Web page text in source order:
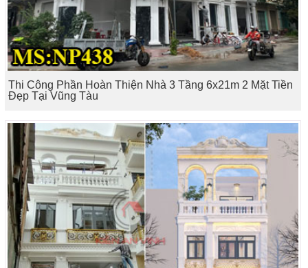
Thi Công Phần Hoàn Thiện Nhà 3 Tầng 6x21m 2 Mặt Tiền
Đẹp Tại Vũng Tàu